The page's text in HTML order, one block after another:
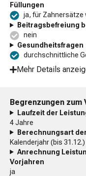
Füllungen
ja, für Zahnersätze
Beitragsbefreiung
nein
Gesundheitsfragen
durchschnittliche
Mehr Details
Begrenzungen
Laufzeit der
4 Jahre
Berechnungsart
Kalenderjahr (bis 31.12.)
Anrechnung
Vorjahren
ja